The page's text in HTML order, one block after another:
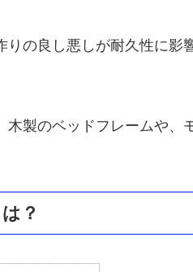
の良し悪しが耐久性に影
製のベッドフレームや、
？